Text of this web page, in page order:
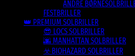
ANDRE
FESTBRILLER
👑 PREMIUM SOLBRILLER
😎 LOCS SOLBRILLER
🌆 MANHATTAN SOLBRILLER
☣️ BIOHAZARD SOLBRILLER